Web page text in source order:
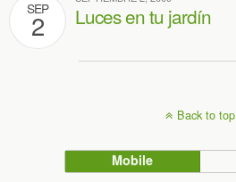
SEP
2 Luces en tu jardín
Back to top
Mobile